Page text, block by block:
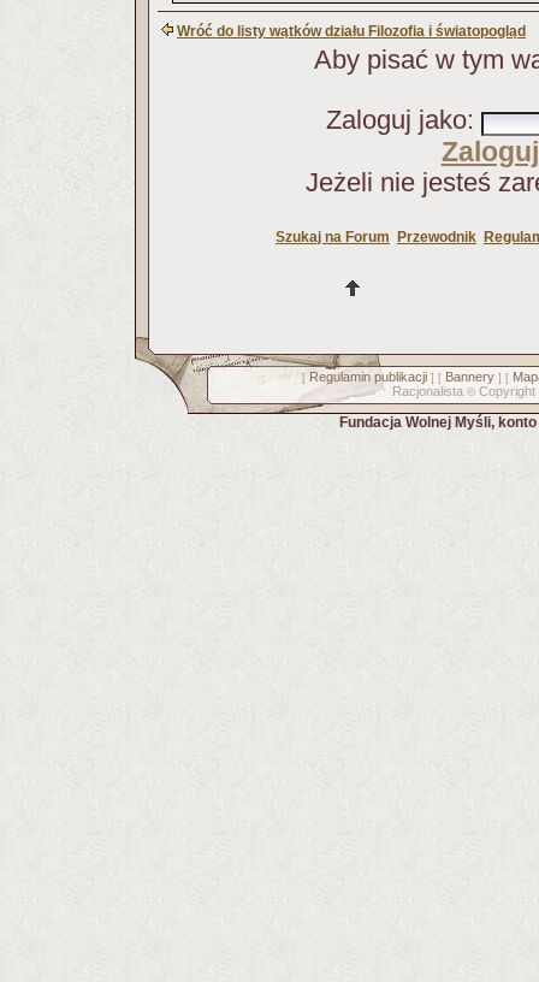
Wróć do listy wątków działu Filozofia i światopogląd
Aby pisać w tym
Zaloguj jako:
Jeżeli nie jesteś
Szukaj na Forum Przewodnik
[ Regulamin publikacji] [ Bannery] [
Racjonalista © Copyright
Fundacja Wolnej Myśli,